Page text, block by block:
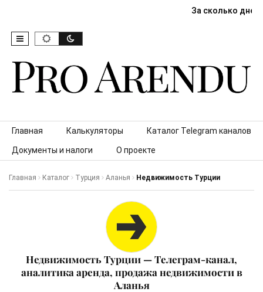
За сколько дней
Skip to content
Главная Калькуляторы Каталог Telegram каналов
Документы и налоги О проекте
Главная Каталог Турция Аланья Недвижимость Турции
Недвижимость Турции — Телеграм-канал,
аналитика аренда, продажа недвижимости в
Аланья